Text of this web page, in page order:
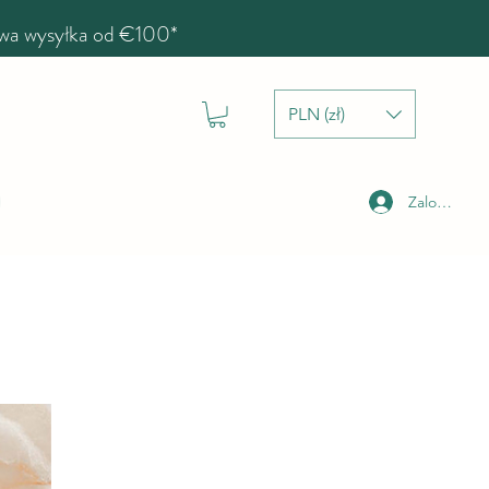
wysyłka od €100*
PLN (zł)
Zaloguj się